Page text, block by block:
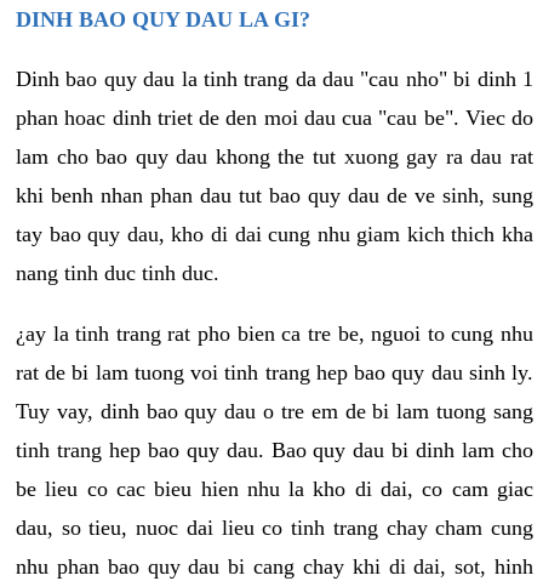
DINH BAO QUY DAU LA GI?
Dinh bao quy dau la tinh trang da dau "cau nho" bi dinh 1
phan hoac dinh triet de den moi dau cua "cau be". Viec do
lam cho bao quy dau khong the tut xuong gay ra dau rat
khi benh nhan phan dau tut bao quy dau de ve sinh, sung
tay bao quy dau, kho di dai cung nhu giam kich thich kha
nang tinh duc tinh duc.
¿ay la tinh trang rat pho bien ca tre be, nguoi to cung nhu
rat de bi lam tuong voi tinh trang hep bao quy dau sinh ly.
Tuy vay, dinh bao quy dau o tre em de bi lam tuong sang
tinh trang hep bao quy dau. Bao quy dau bi dinh lam cho
be lieu co cac bieu hien nhu la kho di dai, co cam giac
dau, so tieu, nuoc dai lieu co tinh trang chay cham cung
nhu phan bao quy dau bi cang chay khi di dai, sot, hinh